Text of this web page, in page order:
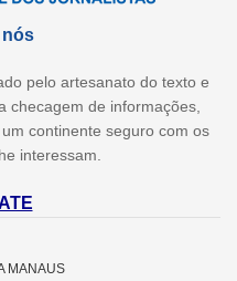
pelo artesanato do texto e
checagem de informações,
continente seguro com os
interessam.
MANAUS